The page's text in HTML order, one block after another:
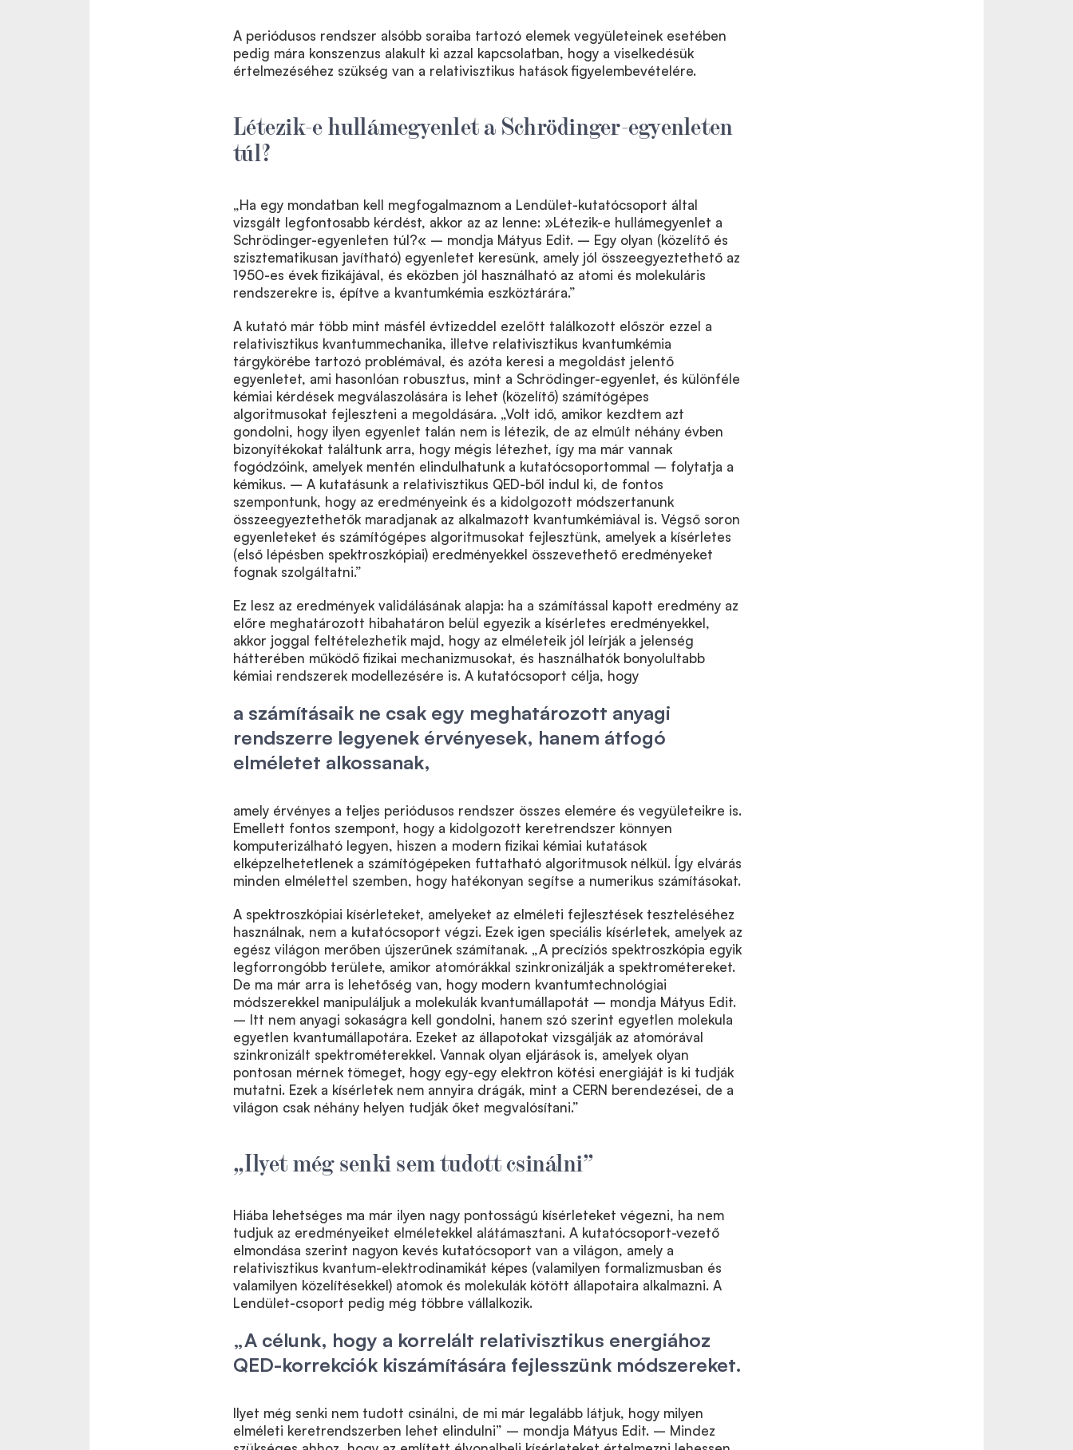
A periódusos rendszer alsóbb soraiba tartozó elemek vegyületeinek esetében
pedig mára konszenzus alakult ki azzal kapcsolatban, hogy a viselkedésük
értelmezéséhez szükség van a relativisztikus hatások figyelembevételére.
Létezik-e hullámegyenlet a Schrödinger-egyenleten
túl?
„Ha egy mondatban kell megfogalmaznom a Lendület-kutatócsoport által
vizsgált legfontosabb kérdést, akkor az az lenne: »Létezik-e hullámegyenlet a
Schrödinger-egyenleten túl?« – mondja Mátyus Edit. – Egy olyan (közelítő és
szisztematikusan javítható) egyenletet keresünk, amely jól összeegyeztethető az
1950-es évek fizikájával, és eközben jól használható az atomi és molekuláris
rendszerekre is, építve a kvantumkémia eszköztárára.”
A kutató már több mint másfél évtizeddel ezelőtt találkozott először ezzel a
relativisztikus kvantummechanika, illetve relativisztikus kvantumkémia
tárgykörébe tartozó problémával, és azóta keresi a megoldást jelentő
egyenletet, ami hasonlóan robusztus, mint a Schrödinger-egyenlet, és különféle
kémiai kérdések megválaszolására is lehet (közelítő) számítógépes
algoritmusokat fejleszteni a megoldására. „Volt idő, amikor kezdtem azt
gondolni, hogy ilyen egyenlet talán nem is létezik, de az elmúlt néhány évben
bizonyítékokat találtunk arra, hogy mégis létezhet, így ma már vannak
fogódzóink, amelyek mentén elindulhatunk a kutatócsoportommal – folytatja a
kémikus. – A kutatásunk a relativisztikus QED-ből indul ki, de fontos
szempontunk, hogy az eredményeink és a kidolgozott módszertanunk
összeegyeztethetők maradjanak az alkalmazott kvantumkémiával is. Végső soron
egyenleteket és számítógépes algoritmusokat fejlesztünk, amelyek a kísérletes
(első lépésben spektroszkópiai) eredményekkel összevethető eredményeket
fognak szolgáltatni.”
Ez lesz az eredmények validálásának alapja: ha a számítással kapott eredmény az
előre meghatározott hibahatáron belül egyezik a kísérletes eredményekkel,
akkor joggal feltételezhetik majd, hogy az elméleteik jól leírják a jelenség
hátterében működő fizikai mechanizmusokat, és használhatók bonyolultabb
kémiai rendszerek modellezésére is. A kutatócsoport célja, hogy
a számításaik ne csak egy meghatározott anyagi
rendszerre legyenek érvényesek, hanem átfogó
elméletet alkossanak,
amely érvényes a teljes periódusos rendszer összes elemére és vegyületeikre is.
Emellett fontos szempont, hogy a kidolgozott keretrendszer könnyen
komputerizálható legyen, hiszen a modern fizikai kémiai kutatások
elképzelhetetlenek a számítógépeken futtatható algoritmusok nélkül. Így elvárás
minden elmélettel szemben, hogy hatékonyan segítse a numerikus számításokat.
A spektroszkópiai kísérleteket, amelyeket az elméleti fejlesztések teszteléséhez
használnak, nem a kutatócsoport végzi. Ezek igen speciális kísérletek, amelyek az
egész világon merőben újszerűnek számítanak. „A precíziós spektroszkópia egyik
legforrongóbb területe, amikor atomórákkal szinkronizálják a spektrométereket.
De ma már arra is lehetőség van, hogy modern kvantumtechnológiai
módszerekkel manipuláljuk a molekulák kvantumállapotát – mondja Mátyus Edit.
– Itt nem anyagi sokaságra kell gondolni, hanem szó szerint egyetlen molekula
egyetlen kvantumállapotára. Ezeket az állapotokat vizsgálják az atomórával
szinkronizált spektrométerekkel. Vannak olyan eljárások is, amelyek olyan
pontosan mérnek tömeget, hogy egy-egy elektron kötési energiáját is ki tudják
mutatni. Ezek a kísérletek nem annyira drágák, mint a CERN berendezései, de a
világon csak néhány helyen tudják őket megvalósítani.”
„Ilyet még senki sem tudott csinálni”
Hiába lehetséges ma már ilyen nagy pontosságú kísérleteket végezni, ha nem
tudjuk az eredményeiket elméletekkel alátámasztani. A kutatócsoport-vezető
elmondása szerint nagyon kevés kutatócsoport van a világon, amely a
relativisztikus kvantum-elektrodinamikát képes (valamilyen formalizmusban és
valamilyen közelítésekkel) atomok és molekulák kötött állapotaira alkalmazni. A
Lendület-csoport pedig még többre vállalkozik.
„A célunk, hogy a korrelált relativisztikus energiához
QED-korrekciók kiszámítására fejlesszünk módszereket.
Ilyet még senki nem tudott csinálni, de mi már legalább látjuk, hogy milyen
elméleti keretrendszerben lehet elindulni” – mondja Mátyus Edit. – Mindez